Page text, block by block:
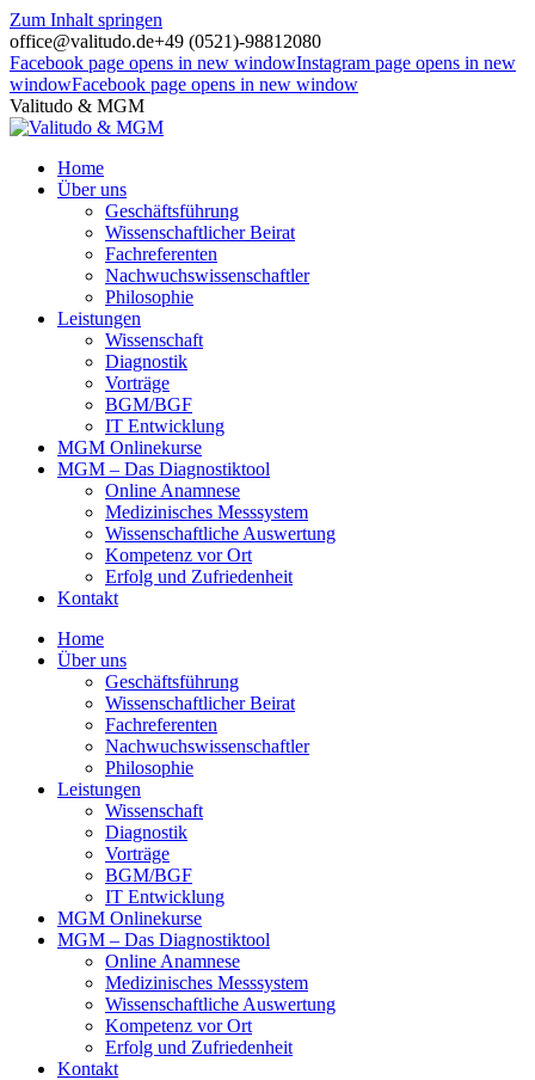
Zum Inhalt springen
office@valitudo.de+49 (0521)-98812080
Facebook page opens in new windowInstagram page opens in new
windowFacebook page opens in new window
Valitudo & MGM
Home
Über uns
Geschäftsführung
Wissenschaftlicher Beirat
Fachreferenten
Nachwuchswissenschaftler
Philosophie
Leistungen
Wissenschaft
Diagnostik
Vorträge
BGM/BGF
IT Entwicklung
MGM Onlinekurse
MGM – Das Diagnostiktool
Online Anamnese
Medizinisches Messsystem
Wissenschaftliche Auswertung
Kompetenz vor Ort
Erfolg und Zufriedenheit
Kontakt
Home
Über uns
Geschäftsführung
Wissenschaftlicher Beirat
Fachreferenten
Nachwuchswissenschaftler
Philosophie
Leistungen
Wissenschaft
Diagnostik
Vorträge
BGM/BGF
IT Entwicklung
MGM Onlinekurse
MGM – Das Diagnostiktool
Online Anamnese
Medizinisches Messsystem
Wissenschaftliche Auswertung
Kompetenz vor Ort
Erfolg und Zufriedenheit
Kontakt